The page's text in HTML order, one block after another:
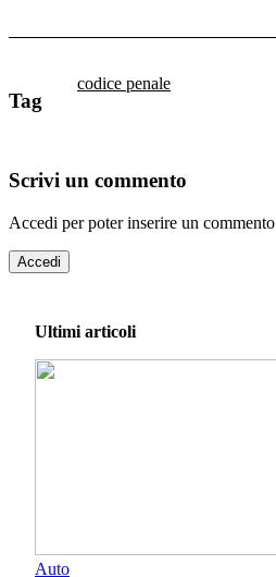
Tag
codice penale
Scrivi un commento
Accedi per poter inserire un commento
Accedi
Ultimi articoli
Auto